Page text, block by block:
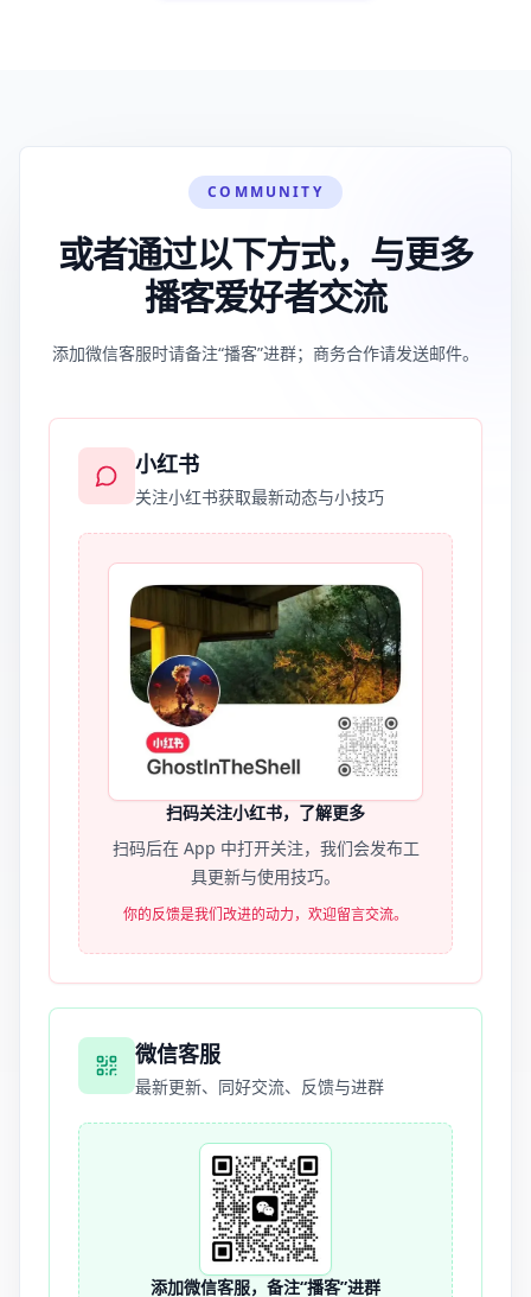
COMMUNITY
或者通过以下方式，与更多
播客爱好者交流
添加微信客服时请备注“播客”进群；商务合作请发送邮件。
小红书
关注小红书获取最新动态与小技巧
扫码关注小红书，了解更多
扫码后在 App 中打开关注，我们会发布工
具更新与使用技巧。
你的反馈是我们改进的动力，欢迎留言交流。
微信客服
最新更新、同好交流、反馈与进群
添加微信客服，备注“播客”进群